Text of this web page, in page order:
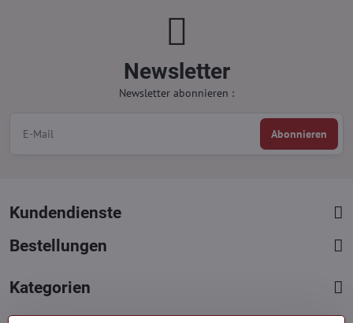
Newsletter
Newsletter abonnieren :
Abonnieren
Kundendienste
Bestellungen
Kategorien